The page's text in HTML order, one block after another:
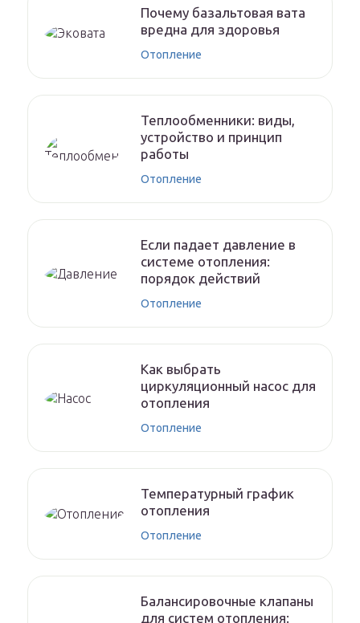
Почему базальтовая вата
вредна для здоровья
Отопление
Теплообменники: виды,
устройство и принцип
работы
Отопление
Если падает давление в
системе отопления:
порядок действий
Отопление
Как выбрать
циркуляционный насос для
отопления
Отопление
Температурный график
отопления
Отопление
Балансировочные клапаны
для систем отопления: